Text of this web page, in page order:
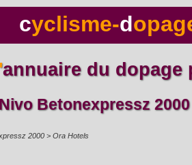
cyclisme-d
L'annuaire du
Nivo Betonexpressz
2000 > Ora Hotels